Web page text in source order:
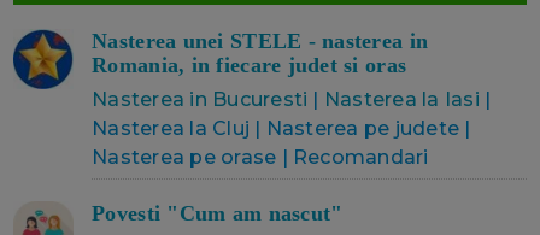
Nasterea unei STELE - nasterea in
Romania, in fiecare judet si oras
Nasterea in Bucuresti Nasterea la Iasi
Nasterea la Cluj | Nasterea pe judete |
Nasterea pe orase | Recomandari
Povesti "Cum am nascut"